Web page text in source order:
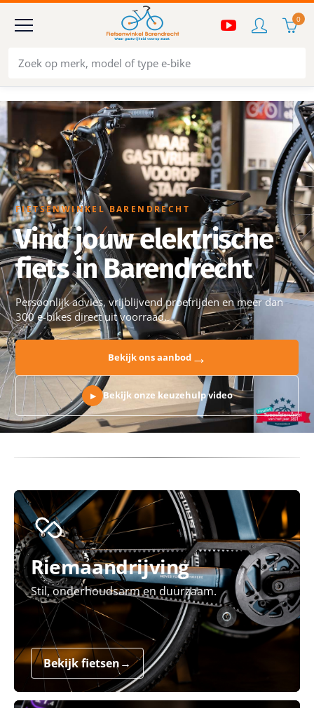
0
FIETSENWINKEL BARENDRECHT
Vind jouw elektrische
fiets in Barendrecht
Persoonlijk advies, vrijblijvend proefrijden en meer dan
300 e-bikes direct uit voorraad.
Bekijk ons aanbod→
▶ Bekijk onze keuzehulp video
Riemaandrijving
Stil, onderhoudsarm en duurzaam.
Bekijk fietsen→